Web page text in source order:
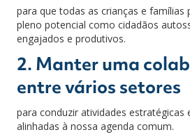
para que todas as crianças e famílias
pleno potencial como cidadãos
engajados e produtivos.
2. Manter uma
entre vários setores
para conduzir atividades
alinhadas à nossa agenda comum.